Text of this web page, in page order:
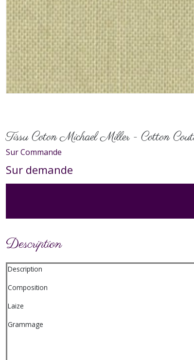
Tissu Coton Michael Miller - Cotton
Sur Commande
Sur demande
Description
Description
Composition
Laize
Grammage